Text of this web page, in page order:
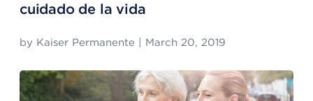
cuidado de la vida
by Kaiser Permanente March 20, 2019